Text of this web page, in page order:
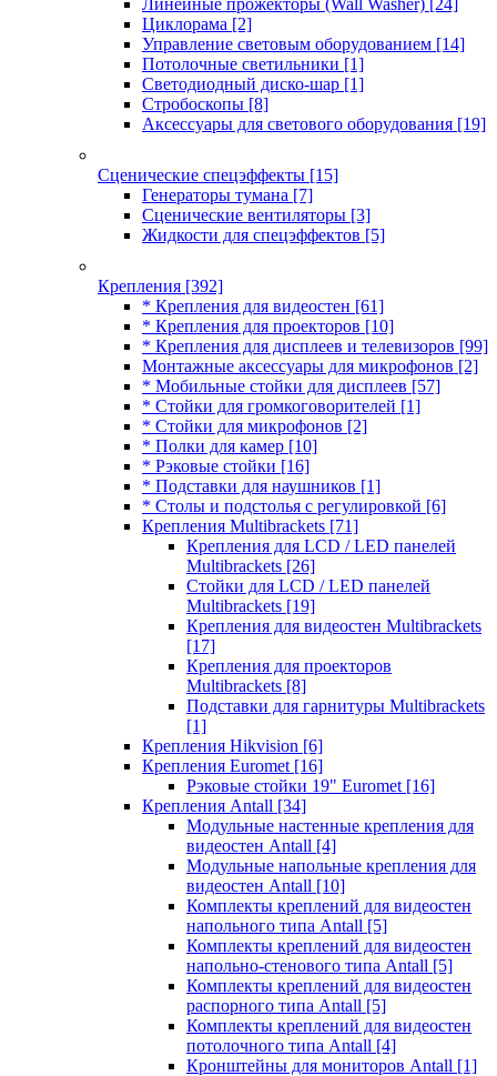
Линейные прожекторы (Wall Washer) [24]
Циклорама [2]
Управление световым оборудованием [14]
Потолочные светильники [1]
Светодиодный диско-шар [1]
Стробоскопы [8]
Аксессуары для светового оборудования [19]
Сценические спецэффекты [15]
Генераторы тумана [7]
Сценические вентиляторы [3]
Жидкости для спецэффектов [5]
Крепления [392]
* Крепления для видеостен [61]
* Крепления для проекторов [10]
* Крепления для дисплеев и телевизоров [99]
Монтажные аксессуары для микрофонов [2]
* Мобильные стойки для дисплеев [57]
* Стойки для громкоговорителей [1]
* Стойки для микрофонов [2]
* Полки для камер [10]
* Рэковые стойки [16]
* Подставки для наушников [1]
* Столы и подстолья с регулировкой [6]
Крепления Multibrackets [71]
Крепления для LCD / LED панелей
Multibrackets [26]
Стойки для LCD / LED панелей
Multibrackets [19]
Крепления для видеостен Multibrackets
[17]
Крепления для проекторов
Multibrackets [8]
Подставки для гарнитуры Multibrackets
[1]
Крепления Hikvision [6]
Крепления Euromet [16]
Рэковые стойки 19" Euromet [16]
Крепления Antall [34]
Модульные настенные крепления для
видеостен Antall [4]
Модульные напольные крепления для
видеостен Antall [10]
Комплекты креплений для видеостен
напольного типа Antall [5]
Комплекты креплений для видеостен
напольно-стенового типа Antall [5]
Комплекты креплений для видеостен
распорного типа Antall [5]
Комплекты креплений для видеостен
потолочного типа Antall [4]
Кронштейны для мониторов Antall [1]